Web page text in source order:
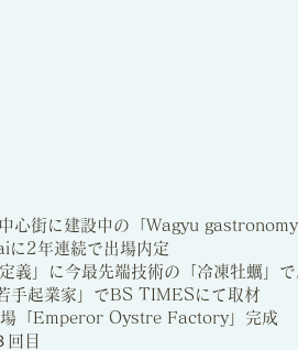
街に建設中の「Wagyu gastronomy
2年連続で出場内定
」に今最先端技術の「冷凍牡蠣」で
手起業家」でBS TIMESにて取材
「Emperor Oystre Factory」完成
目